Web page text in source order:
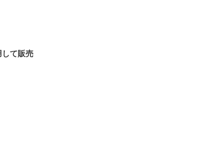
して販売